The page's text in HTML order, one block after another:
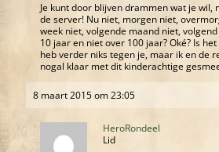
Je kunt door blijven drammen wat je wil,
de server! Nu niet, morgen niet,
week niet, volgende maand niet,
10 jaar en niet over 100 jaar? Oké? Is het
heb verder niks tegen je, maar ik en de
nogal klaar met dit kinderachtige
8 maart 2015 om 23:05
HeroRondeel
Lid